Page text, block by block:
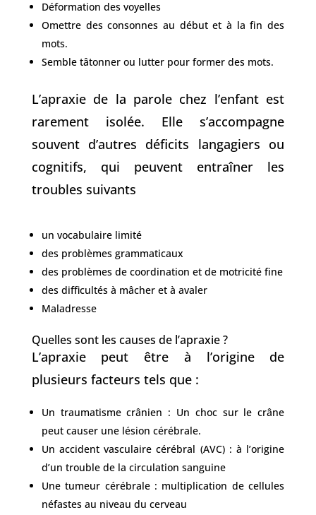
Déformation des voyelles
Omettre des consonnes au début et à la fin des
mots.
Semble tâtonner ou lutter pour former des mots.
L’apraxie de la parole chez l’enfant est
rarement isolée. Elle s’accompagne
souvent d’autres déficits langagiers ou
cognitifs, qui peuvent entraîner les
troubles suivants
un vocabulaire limité
des problèmes grammaticaux
des problèmes de coordination et de motricité fine
des difficultés à mâcher et à avaler
Maladresse
Quelles sont les causes de l’apraxie ?
L’apraxie peut être à l’origine de
plusieurs facteurs tels que :
Un traumatisme crânien : Un choc sur le crâne
peut causer une lésion cérébrale.
Un accident vasculaire cérébral (AVC) : à l’origine
d’un trouble de la circulation sanguine
Une tumeur cérébrale : multiplication de cellules
néfastes au niveau du cerveau